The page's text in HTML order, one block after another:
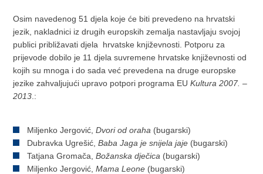
Osim navedenog 51 djela koje će biti prevedeno na hrvatski
jezik, nakladnici iz drugih europskih zemalja nastavljaju svojoj
publici približavati djela hrvatske književnosti. Potporu za
prijevode dobilo je 11 djela suvremene hrvatske književnosti od
kojih su mnoga i do sada već prevedena na druge europske
jezike zahvaljujući upravo potpori programa EUKultura 2007. –
2013 .:
Miljenko Jergović,Dvori od oraha (bugarski)
Dubravka Ugrešić,Baba Jaga je snijela jaje (bugarski)
Tatjana Gromača,Božanska dječica (bugarski)
Miljenko Jergović,Mama Leone (bugarski)